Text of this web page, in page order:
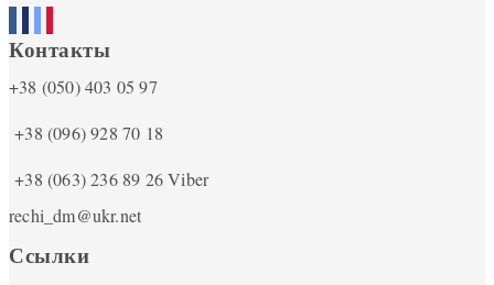
Контакты
+38 (050) 403 05 97
+38 (096) 928 70 18
+38 (063) 236 89 26Viber
rechi_dm@ukr.net
Ссылки